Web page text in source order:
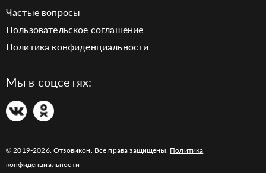
Частые вопросы
Пользовательское соглашение
Политика конфиденциальности
Мы в соцсетях:
© 2019-2026. Отзовикон. Все права защищены. Политика
конфиденциальности